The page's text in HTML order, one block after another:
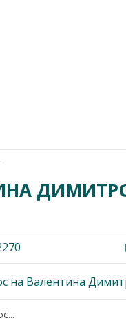
на Валентина